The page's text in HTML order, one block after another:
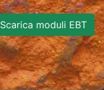
Scarica moduli EBT